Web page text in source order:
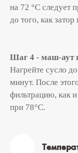
на 72 °С следует
до того, как затор
Шаг 4 - маш-аут
Нагрейте сусло
минут. После
фильтрацию, как
при 78°С.